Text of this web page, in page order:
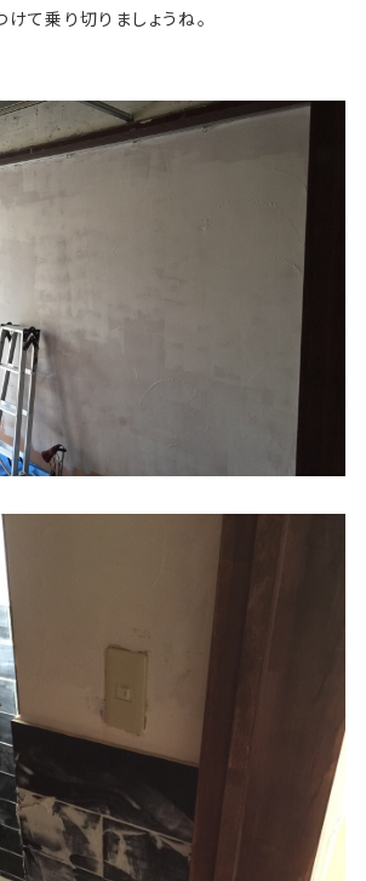
けて乗り切りましょうね。